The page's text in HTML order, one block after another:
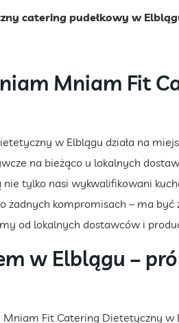
catering pudełkowy w
Mniam Fit
w Elblągu działa na
na bieżąco u lokalnych
tylko nasi wykwalifikowani
kompromisach – ma być
od lokalnych dostawców i
w Elblągu –
Fit Catering Dietetyczny w